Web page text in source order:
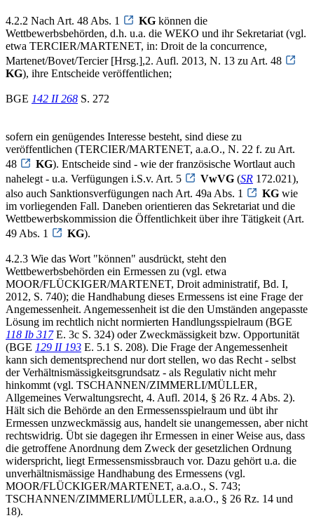
4.2.2 Nach Art. 48 Abs. 1 KG können die
Wettbewerbsbehörden, d.h. u.a. die WEKO und ihr Sekretariat (vgl.
etwa TERCIER/MARTENET, in: Droit de la concurrence,
Martenet/Bovet/Tercier [Hrsg.],2. Aufl. 2013, N. 13 zu Art. 48
KG), ihre Entscheide veröffentlichen;
BGE 142 II 268 S. 272
sofern ein genügendes Interesse besteht, sind diese zu
veröffentlichen (TERCIER/MARTENET, a.a.O., N. 22 f. zu Art.
48
KG). Entscheide sind - wie der französische Wortlaut auch
nahelegt - u.a. Verfügungen i.S.v. Art. 5
VwVG (SR 172.021),
also auch Sanktionsverfügungen nach Art. 49a Abs. 1
KG wie
im vorliegenden Fall. Daneben orientieren das Sekretariat und die
Wettbewerbskommission die Öffentlichkeit über ihre Tätigkeit (Art.
49 Abs. 1
KG).
4.2.3 Wie das Wort "können" ausdrückt, steht den
Wettbewerbsbehörden ein Ermessen zu (vgl. etwa
MOOR/FLÜCKIGER/MARTENET, Droit administratif, Bd. I,
2012, S. 740); die Handhabung dieses Ermessens ist eine Frage der
Angemessenheit. Angemessenheit ist die den Umständen angepasste
Lösung im rechtlich nicht normierten Handlungsspielraum (BGE
118 Ib 317E. 3c S. 324) oder Zweckmässigkeit bzw. Opportunität
(BGE 129 II 193 E. 5.1 S. 208). Die Frage der Angemessenheit
kann sich dementsprechend nur dort stellen, wo das Recht - selbst
der Verhältnismässigkeitsgrundsatz - als Regulativ nicht mehr
hinkommt (vgl. TSCHANNEN/ZIMMERLI/MÜLLER,
Allgemeines Verwaltungsrecht, 4. Aufl. 2014, § 26 Rz. 4 Abs. 2).
Hält sich die Behörde an den Ermessensspielraum und übt ihr
Ermessen unzweckmässig aus, handelt sie unangemessen, aber nicht
rechtswidrig. Übt sie dagegen ihr Ermessen in einer Weise aus, dass
die getroffene Anordnung dem Zweck der gesetzlichen Ordnung
widerspricht, liegt Ermessensmissbrauch vor. Dazu gehört u.a. die
unverhältnismässige Handhabung des Ermessens (vgl.
MOOR/FLÜCKIGER/MARTENET, a.a.O., S. 743;
TSCHANNEN/ZIMMERLI/MÜLLER, a.a.O., § 26 Rz. 14 und
18).